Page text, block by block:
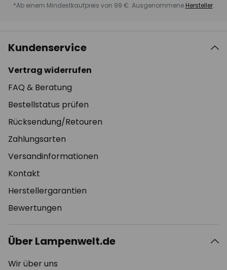
*Ab einem Mindestkaufpreis von 99 €. Ausgenommene Hersteller.
Kundenservice
Vertrag widerrufen
FAQ & Beratung
Bestellstatus prüfen
Rücksendung/Retouren
Zahlungsarten
Versandinformationen
Kontakt
Herstellergarantien
Bewertungen
Über Lampenwelt.de
Wir über uns